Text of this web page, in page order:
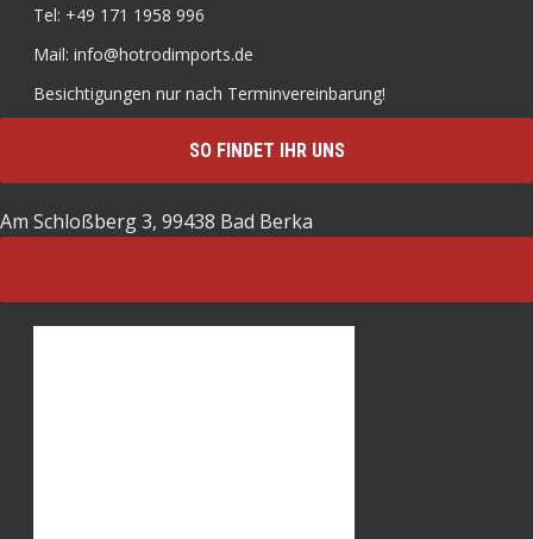
Tel: +49 171 1958 996
Mail: info@hotrodimports.de
Besichtigungen nur nach Terminvereinbarung!
SO FINDET IHR UNS
Am Schloßberg 3, 99438 Bad Berka